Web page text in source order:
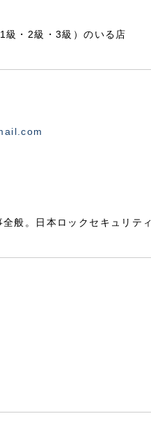
・2級・3級）のいる店
般。日本ロックセキュリティ